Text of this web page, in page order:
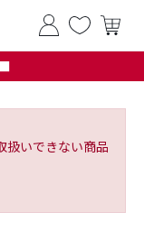
扱いできない商品